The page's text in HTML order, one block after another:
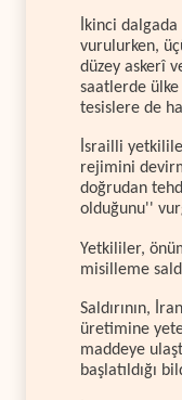
İkinci
vurulurken,
düzey askerî
saatlerde
tesislere de
İsrailli
rejimini
doğrudan
olduğunu''
Yetkililer,
misilleme
Saldırının,
üretimine
maddeye
başlatıldığı